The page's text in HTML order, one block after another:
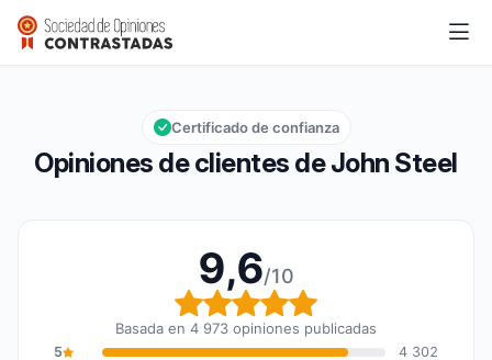
John Steel
Calificación global: 9,6 de 10
9,6/10
Opiniones de clientes de John Steel
Certificado de confianza
9,6/10
Calificación global: 9,6
Basada en 4 973 opiniones publicadas
5
4 302